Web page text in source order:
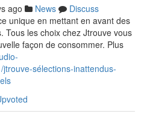
ago News
Discuss
unique en mettant en avant des
Tous les choix chez Jtrouve vous
façon de consommer. Plus
sélections-inattendus-